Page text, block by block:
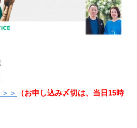
＞
（お申し込み〆切は、当日15時